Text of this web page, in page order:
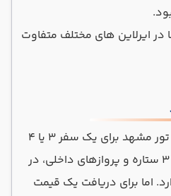
در ایرلاین های مختلف متفاوت
به طور کلی، متوسط قیمت تور مشهد برای یک سفر 3 یا 4
روزه با اقامت در هتل های 3 ستاره و پروازهای داخلی، در
اما برای دریافت یک قیمت